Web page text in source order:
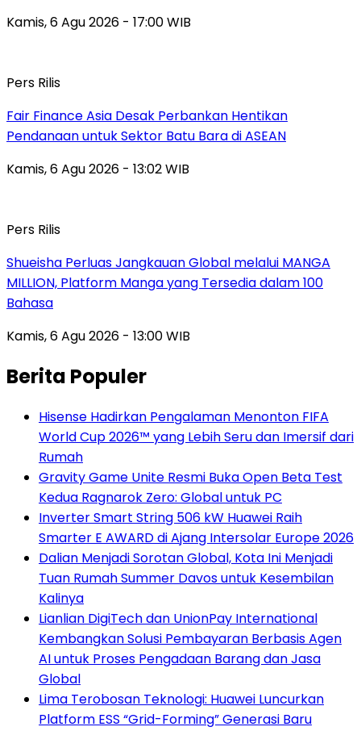
Kamis, 6 Agu 2026 - 17:00 WIB
Pers Rilis
Fair Finance Asia Desak Perbankan Hentikan
Pendanaan untuk Sektor Batu Bara di ASEAN
Kamis, 6 Agu 2026 - 13:02 WIB
Pers Rilis
Shueisha Perluas Jangkauan Global melalui MANGA
MILLION, Platform Manga yang Tersedia dalam 100
Bahasa
Kamis, 6 Agu 2026 - 13:00 WIB
Berita Populer
Hisense Hadirkan Pengalaman Menonton FIFA
World Cup 2026™ yang Lebih Seru dan Imersif dari
Rumah
Gravity Game Unite Resmi Buka Open Beta Test
Kedua Ragnarok Zero: Global untuk PC
Inverter Smart String 506 kW Huawei Raih
Smarter E AWARD di Ajang Intersolar Europe 2026
Dalian Menjadi Sorotan Global, Kota Ini Menjadi
Tuan Rumah Summer Davos untuk Kesembilan
Kalinya
Lianlian DigiTech dan UnionPay International
Kembangkan Solusi Pembayaran Berbasis Agen
AI untuk Proses Pengadaan Barang dan Jasa
Global
Lima Terobosan Teknologi: Huawei Luncurkan
Platform ESS “Grid-Forming” Generasi Baru